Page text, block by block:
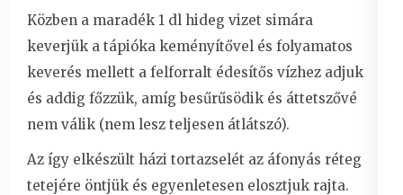
Közben a maradék 1 dl hideg vizet simára
keverjük a tápióka keményítővel és folyamatos
keverés mellett a felforralt édesítős vízhez adjuk
és addig főzzük, amíg besűrűsödik és áttetszővé
nem válik (nem lesz teljesen átlátszó).
Az így elkészült házi tortazselét az áfonyás réteg
tetejére öntjük és egyenletesen elosztjuk rajta.